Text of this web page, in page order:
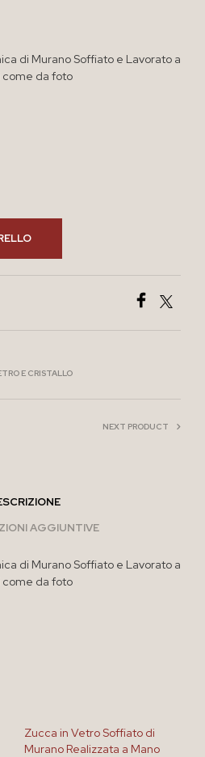
di Murano Soffiato e Lavorato a
come da foto
E CRISTALLO
NEXT PRODUCT
AGGIUNTIVE
di Murano Soffiato e Lavorato a
come da foto
Zucca in Vetro Soffiato di
Murano Realizzata a Mano